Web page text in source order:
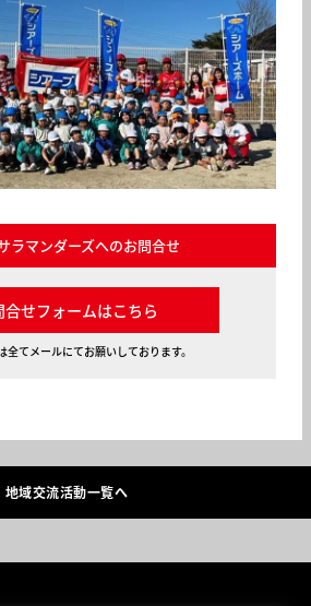
ラマンダーズへのお問合せ
合せフォームはこちら
てメールにてお願いしております。
地域交流活動一覧へ